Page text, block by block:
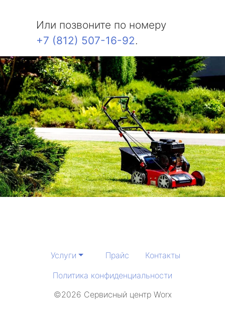
Или позвоните по номеру
+7 (812) 507-16-92.
Услуги Прайс
Контакты
Политика конфиденциальности
©2026 Сервисный центр Worx